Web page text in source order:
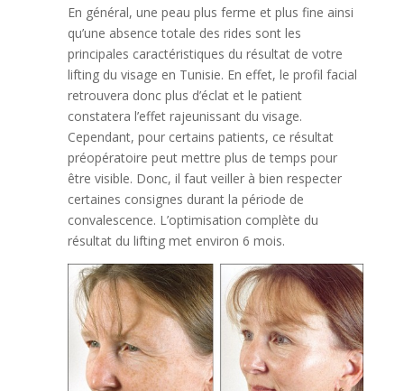
En général, une peau plus ferme et plus fine ainsi
qu’une absence totale des rides sont les
principales caractéristiques du résultat de votre
lifting du visage en Tunisie. En effet, le profil facial
retrouvera donc plus d’éclat et le patient
constatera l’effet rajeunissant du visage.
Cependant, pour certains patients, ce résultat
préopératoire peut mettre plus de temps pour
être visible. Donc, il faut veiller à bien respecter
certaines consignes durant la période de
convalescence. L’optimisation complète du
résultat du lifting met environ 6 mois.